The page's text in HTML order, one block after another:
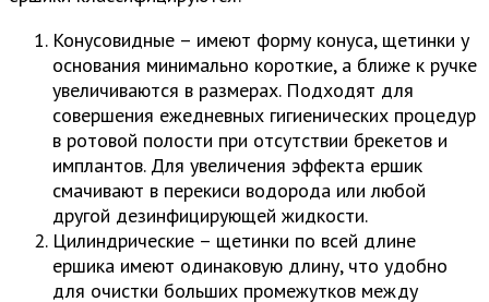
Конусовидные – имеют форму конуса, щетинки у
основания минимально короткие, а ближе к ручке
увеличиваются в размерах. Подходят для
совершения ежедневных гигиенических процедур
в ротовой полости при отсутствии брекетов и
имплантов. Для увеличения эффекта ершик
смачивают в перекиси водорода или любой
другой дезинфицирующей жидкости.
Цилиндрические – щетинки по всей длине
ершика имеют одинаковую длину, что удобно
для очистки больших промежутков между